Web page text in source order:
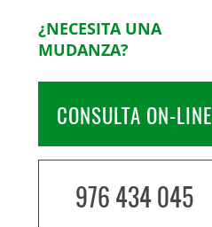
¿NECESITA UNA
MUDANZA?
CONSULTA ON-LINE
976 434 045